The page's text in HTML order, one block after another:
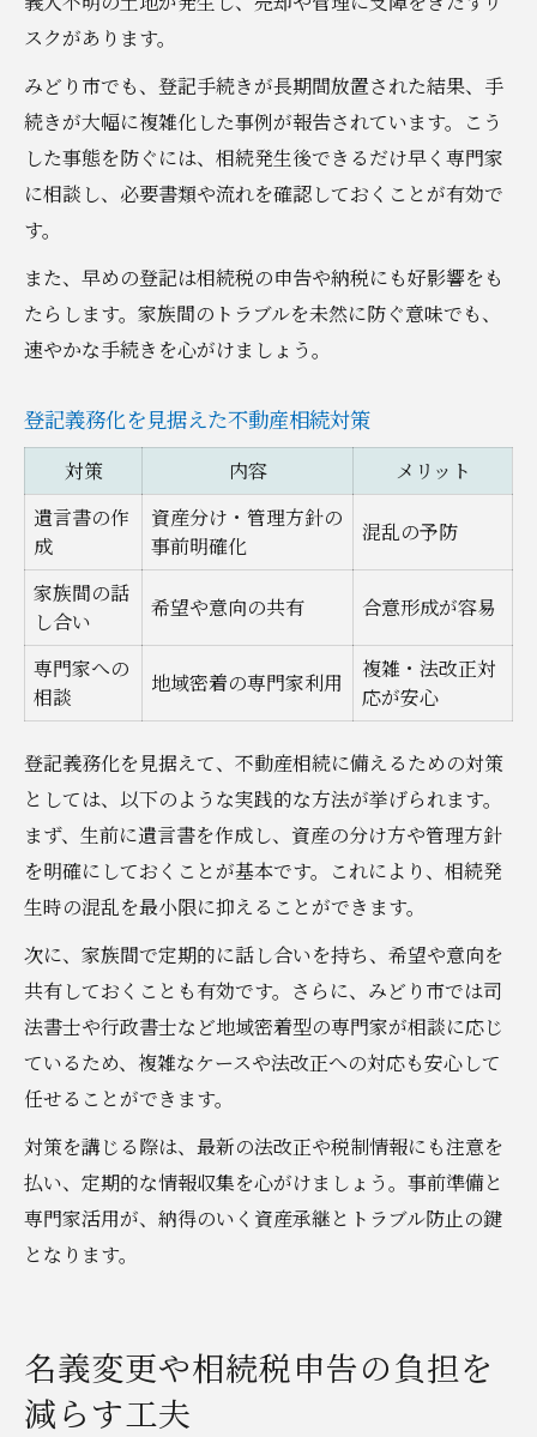
スクがあります。
みどり市でも、登記手続きが長期間放置された結果、手
続きが大幅に複雑化した事例が報告されています。こう
した事態を防ぐには、相続発生後できるだけ早く専門家
に相談し、必要書類や流れを確認しておくことが有効で
す。
また、早めの登記は相続税の申告や納税にも好影響をも
たらします。家族間のトラブルを未然に防ぐ意味でも、
速やかな手続きを心がけましょう。
登記義務化を見据えた不動産相続対策
対策 内容
メリット
遺言書の作
成
資産分け・管理方針の
事前明確化
混乱の予防
家族間の話
し合い
希望や意向の共有 合意形成が容易
専門家への
相談
地域密着の専門家利用
複雑・法改正対
応が安心
登記義務化を見据えて、不動産相続に備えるための対策
としては、以下のような実践的な方法が挙げられます。
まず、生前に遺言書を作成し、資産の分け方や管理方針
を明確にしておくことが基本です。これにより、相続発
生時の混乱を最小限に抑えることができます。
次に、家族間で定期的に話し合いを持ち、希望や意向を
共有しておくことも有効です。さらに、みどり市では司
法書士や行政書士など地域密着型の専門家が相談に応じ
ているため、複雑なケースや法改正への対応も安心して
任せることができます。
対策を講じる際は、最新の法改正や税制情報にも注意を
払い、定期的な情報収集を心がけましょう。事前準備と
専門家活用が、納得のいく資産承継とトラブル防止の鍵
となります。
名義変更や相続税申告の負担を
減らす工夫